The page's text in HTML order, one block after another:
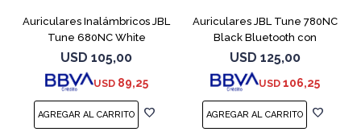
Auriculares Inalámbricos JBL
Tune 680NC White
USD 105,00
USD 89,25
Auriculares JBL Tune 780NC
Black Bluetooth con
Micrófono
USD 125,00
USD 106,25